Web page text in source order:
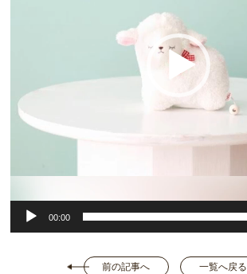
00:00
前の記事へ 一覧へ戻る